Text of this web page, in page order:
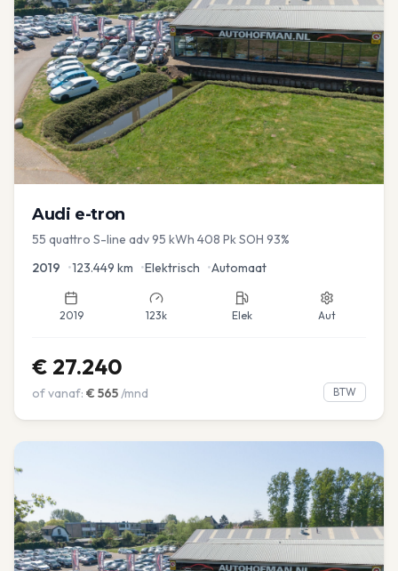
Audi e-tron
55 quattro S-line adv 95 kWh 408 Pk SOH 93%
2019 •123.449 km •Elektrisch •Automaat
2019 123k Elek Aut
€ 27.240
of vanaf: € 565/mnd BTW